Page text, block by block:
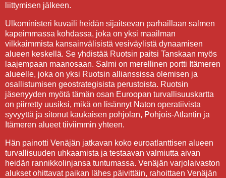
liittymisen jälkeen.
Ulkoministeri kuvaili heidän sijaitsevan parhaillaan salmen
kapeimmassa kohdassa, joka on yksi maailman
vilkkaimmista kansainvälisistä vesiväylistä dynaamisen
alueen keskellä. Se yhdistää Ruotsin paitsi Tanskaan myös
laajempaan maanosaan. Salmi on merellinen portti Itämeren
alueelle, joka on yksi Ruotsin allianssissa olemisen ja
osallistumisen geostrategisista perustoista. Ruotsin
jäsenyyden myötä tämän osan Euroopan turvallisuuskartta
on piirretty uusiksi, mikä on lisännyt Naton operatiivista
syvyyttä ja sitonut kaukaisen pohjolan, Pohjois-Atlantin ja
Itämeren alueet tiiviimmin yhteen.
Hän painotti Venäjän jatkavan koko euroatlanttisen alueen
turvallisuuden uhkaamista ja testaavan valmiutta aivan
heidän rannikkolinjansa tuntumassa. Venäjän varjolaivaston
alukset ohittavat paikan lähes päivittäin, rahoittaen Venäjän